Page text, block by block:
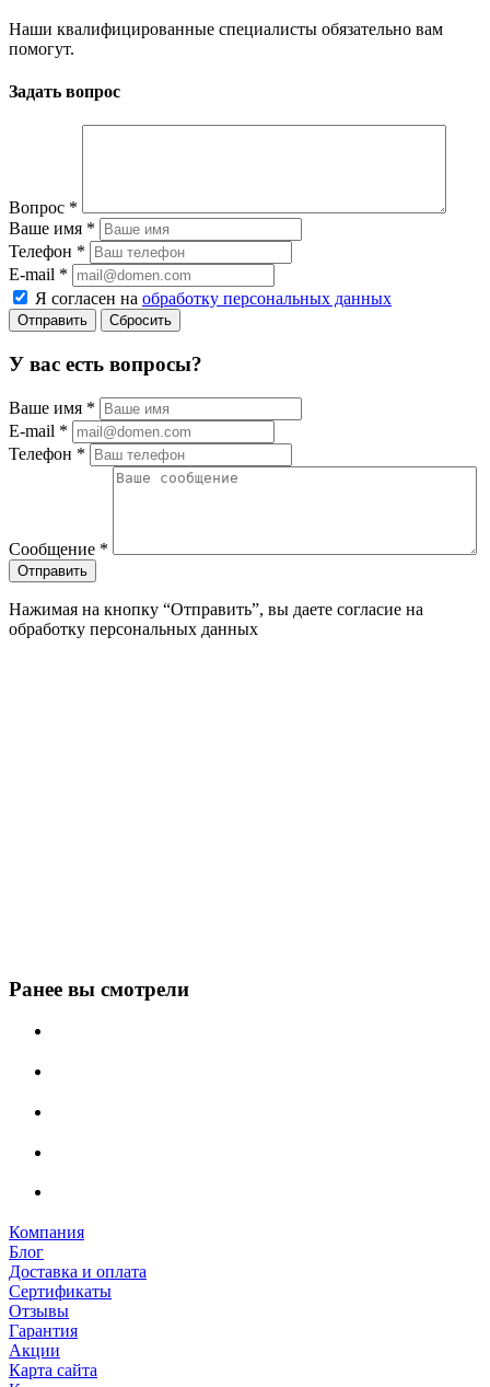
Наши квалифицированные специалисты обязательно вам
помогут.
Задать вопрос
Вопрос *
Ваше имя *
Телефон *
E-mail *
Я согласен на обработку персональных данных
Сбросить
У вас есть вопросы?
Ваше имя *
E-mail *
Телефон *
Сообщение *
Нажимая на кнопку “Отправить”, вы даете согласие на
обработку персональных данных
Ранее вы смотрели
Компания
Блог
Доставка и оплата
Сертификаты
Отзывы
Гарантия
Акции
Карта сайта